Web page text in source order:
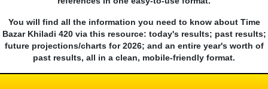
You will find all the information you need to know about Time
Bazar Khiladi 420 via this resource: today's results; past results;
future projections/charts for 2026; and an entire year's worth of
past results, all in a clean, mobile-friendly format.